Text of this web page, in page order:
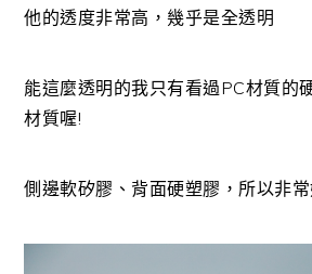
他的透度非常高，幾乎是全透明
能這麼透明的我只有看過PC材質的
材質喔!
側邊軟矽膠、背面硬塑膠，所以非